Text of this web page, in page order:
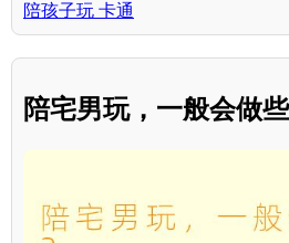
陪孩子玩 卡通
陪宅男玩，一般会做